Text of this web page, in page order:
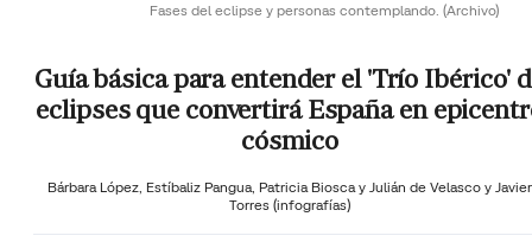
Fases del eclipse y personas contemplando. (Archivo)
Guía básica para entender el 'Trío Ibérico'
eclipses que convertirá España en
cósmico
Bárbara López, Estíbaliz Pangua, Patricia Biosca y Julián de Velasco y Javier
Torres (infografías)